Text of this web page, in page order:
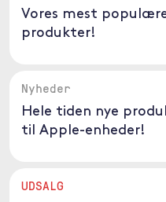
Vores mest
produkter!
Nyheder
Hele tiden nye
til Apple-enheder!
UDSALG